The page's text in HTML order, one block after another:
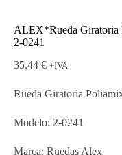
ALEX*Rueda Giratoria
2-0241
35,44 € +IVA
Rueda Giratoria
Modelo: 2-0241
Marca: Ruedas Alex